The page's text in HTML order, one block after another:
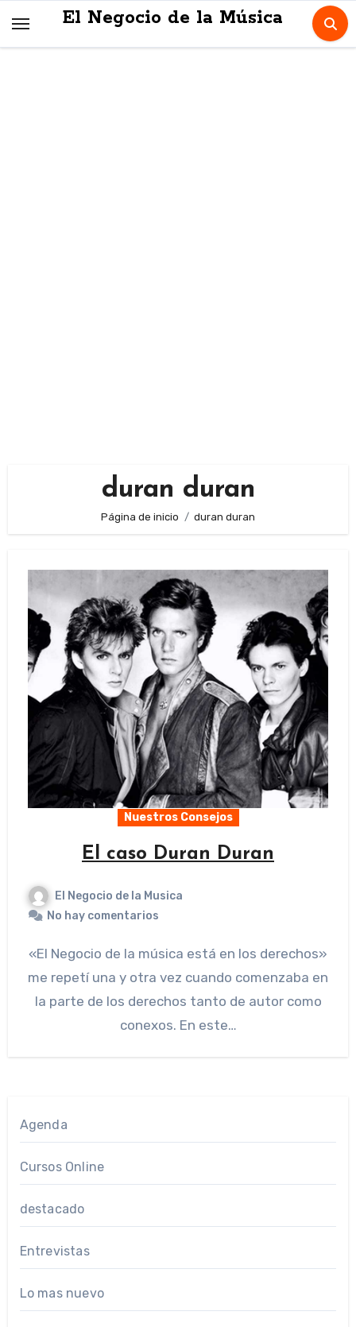
El Negocio de la Música
duran duran
Página de inicio duran duran
Nuestros Consejos
El caso Duran Duran
El Negocio de la Musica
No hay comentarios
«El Negocio de la música está en los derechos»
me repetí una y otra vez cuando comenzaba en
la parte de los derechos tanto de autor como
conexos. En este…
Agenda
Cursos Online
destacado
Entrevistas
Lo mas nuevo